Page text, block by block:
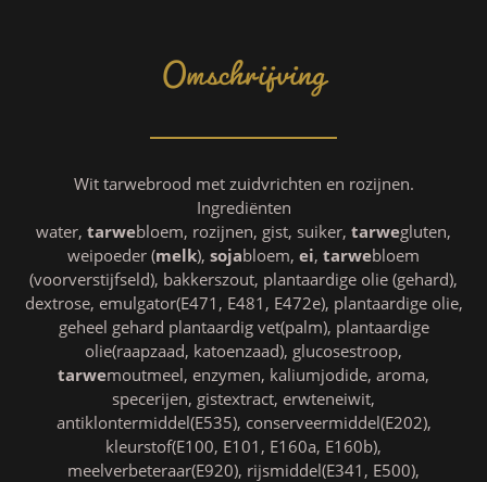
Omschrijving
Wit tarwebrood met zuidvrichten en rozijnen.
Ingrediënten
water, tarwebloem, rozijnen, gist, suiker, tarwegluten,
weipoeder (melk), sojabloem, ei, tarwebloem
(voorverstijfseld), bakkerszout, plantaardige olie (gehard),
dextrose, emulgator(E471, E481, E472e), plantaardige olie,
geheel gehard plantaardig vet(palm), plantaardige
olie(raapzaad, katoenzaad), glucosestroop,
tarwemoutmeel, enzymen, kaliumjodide, aroma,
specerijen, gistextract, erwteneiwit,
antiklontermiddel(E535), conserveermiddel(E202),
kleurstof(E100, E101, E160a, E160b),
meelverbeteraar(E920), rijsmiddel(E341, E500),